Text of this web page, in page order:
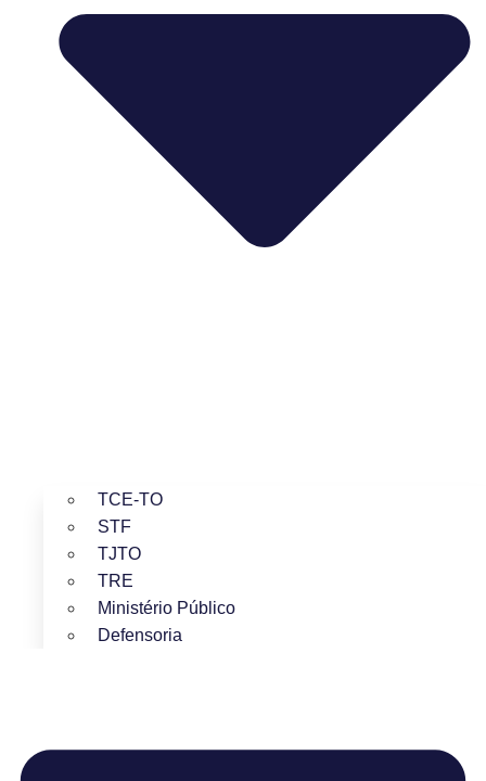
TCE-TO
STF
TJTO
TRE
Ministério Público
Defensoria